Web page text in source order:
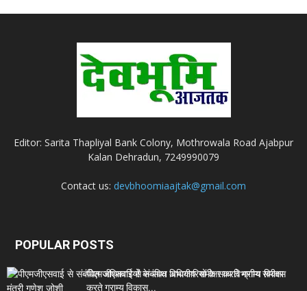
Editor: Sarita Thapliyal Bank Colony, Mothrowala Road Ajabpur
Kalan Dehradun, 7249990079
Contact us: devbhoomiaajtak@gmail.com
POPULAR POSTS
पीएमजीएसवाई से संबंधित अधिकारियों के साथ विभागीय समीक्षा
करते ग्राम्य विकास...